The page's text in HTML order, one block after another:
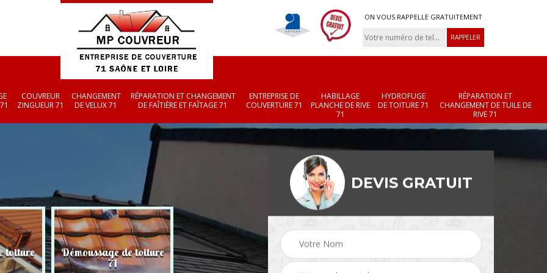
ON VOUS RAPPELLE GRATUITEMENT
COUVREUR
ZINGUEUR 71
CHANGEMENT
DE VELUX 71
RÉPARATION ET CHANGEMENT
DE FAÎTIÈRE ET FAÎTAGE 71
ENTREPRISE DE
COUVERTURE 71
HABILLAGE
PLANCHE DE RIVE
71
HYDROFUGE
DE TOITURE 71
RÉPARATION ET
CHANGEMENT DE TUILE DE
RIVE 71
toiture Démoussage de toiture
71 Couvreur zingueur 71 Changement de velux
71
Réparation et
changement de
et faîtage 71
DEVIS GRATUIT